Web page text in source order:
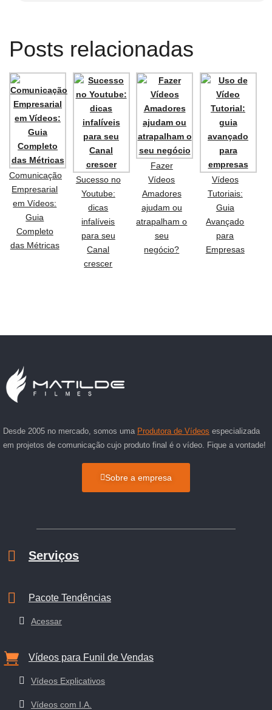
Posts relacionadas
Comunicação
Empresarial
em Vídeos:
Guia
Completo
das Métricas
Sucesso no
Youtube:
dicas
infalíveis
para seu
Canal
crescer
Fazer
Vídeos
Amadores
ajudam ou
atrapalham o
seu
negócio?
Vídeos
Tutoriais:
Guia
Avançado
para
Empresas
Desde 2005 no mercado, somos uma Produtora de Vídeos especializada
em projetos de comunicação cujo produto final é o vídeo. Fique a vontade!
Sobre a empresa
Serviços
Pacote Tendências
Acessar
Vídeos para Funil de Vendas
Vídeos Explicativos
Vídeos com I.A.